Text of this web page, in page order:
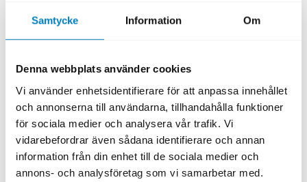
Samtycke Information Om
Denna webbplats använder cookies
Vi använder enhetsidentifierare för att anpassa innehållet
och annonserna till användarna, tillhandahålla funktioner
för sociala medier och analysera vår trafik. Vi
vidarebefordrar även sådana identifierare och annan
information från din enhet till de sociala medier och
annons- och analysföretag som vi samarbetar med.
Dokument
ESG Factbook
Ladda ned